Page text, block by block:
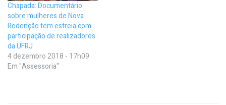
Chapada: Documentário
sobre mulheres de Nova
Redenção tem estreia com
participação de realizadores
da UFRJ
4 dezembro 2018 - 17h09
Em "Assessoria"